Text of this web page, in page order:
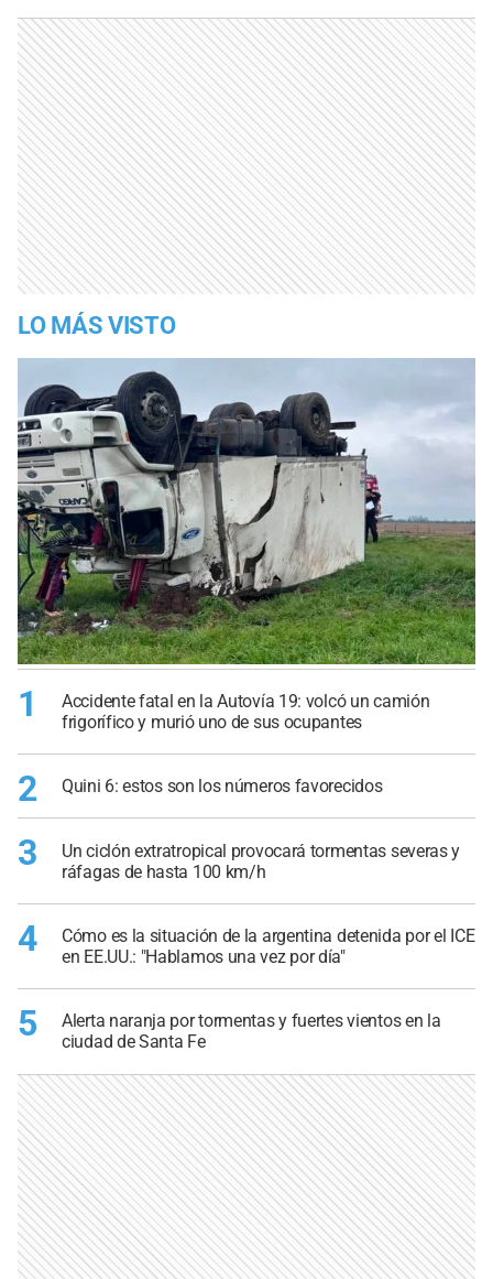
LO MÁS VISTO
1
Accidente fatal en la Autovía 19: volcó un camión
frigorífico y murió uno de sus ocupantes
2 Quini 6: estos son los números favorecidos
3
Un ciclón extratropical provocará tormentas severas y
ráfagas de hasta 100 km/h
4
Cómo es la situación de la argentina detenida por el ICE
en EE.UU.: "Hablamos una vez por día"
5
Alerta naranja por tormentas y fuertes vientos en la
ciudad de Santa Fe